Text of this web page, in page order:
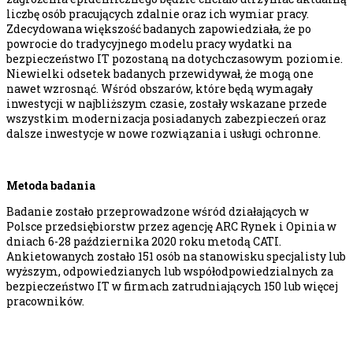
liczbę osób pracujących zdalnie oraz ich wymiar pracy.
Zdecydowana większość badanych zapowiedziała, że po
powrocie do tradycyjnego modelu pracy wydatki na
bezpieczeństwo IT pozostaną na dotychczasowym poziomie.
Niewielki odsetek badanych przewidywał, że mogą one
nawet wzrosnąć. Wśród obszarów, które będą wymagały
inwestycji w najbliższym czasie, zostały wskazane przede
wszystkim modernizacja posiadanych zabezpieczeń oraz
dalsze inwestycje w nowe rozwiązania i usługi ochronne.
Metoda badania
Badanie zostało przeprowadzone wśród działających w
Polsce przedsiębiorstw przez agencję ARC Rynek i Opinia w
dniach 6-28 października 2020 roku metodą CATI.
Ankietowanych zostało 151 osób na stanowisku specjalisty lub
wyższym, odpowiedzianych lub współodpowiedzialnych za
bezpieczeństwo IT w firmach zatrudniających 150 lub więcej
pracowników.